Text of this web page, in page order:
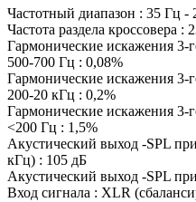
Частотный диапазон : 35 Гц -
Частота раздела кроссовера :
Гармонические искажения 3-
500-700 Гц : 0,08%
Гармонические искажения 3-
200-20 кГц : 0,2%
Гармонические искажения 3-
<200 Гц : 1,5%
Акустический выход -SPL
кГц) : 105 дБ
Акустический выход -SPL
Вход сигнала : XLR